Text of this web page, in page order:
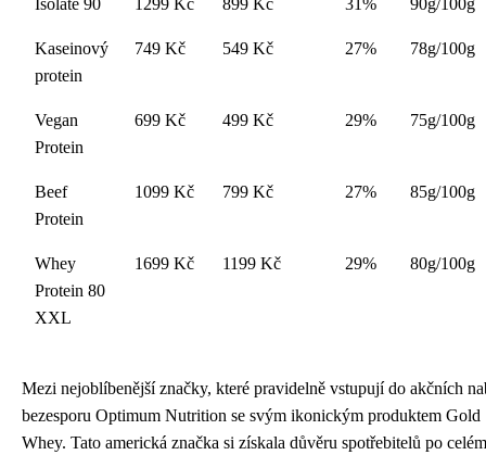
Isolate 90 1299 Kč 899 Kč 31% 90g/100g
Kaseinový
protein
749 Kč 549 Kč 27% 78g/100g
Vegan
Protein
699 Kč 499 Kč 29% 75g/100g
Beef
Protein
1099 Kč 799 Kč 27% 85g/100g
Whey
Protein 80
XXL
1699 Kč 1199 Kč 29% 80g/100g
Mezi nejoblíbenější značky, které pravidelně vstupují do akčních
bezesporu Optimum Nutrition se svým ikonickým produktem Gold
Whey. Tato americká značka si získala důvěru spotřebitelů po